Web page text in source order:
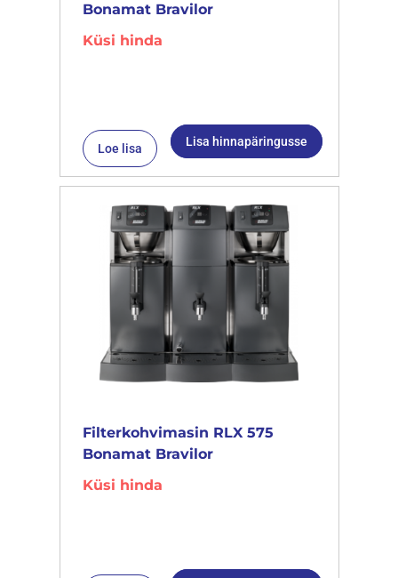
Bonamat Bravilor
Küsi hinda
Loe lisa Lisa hinnapäringusse
Filterkohvimasin RLX 575
Bonamat Bravilor
Küsi hinda